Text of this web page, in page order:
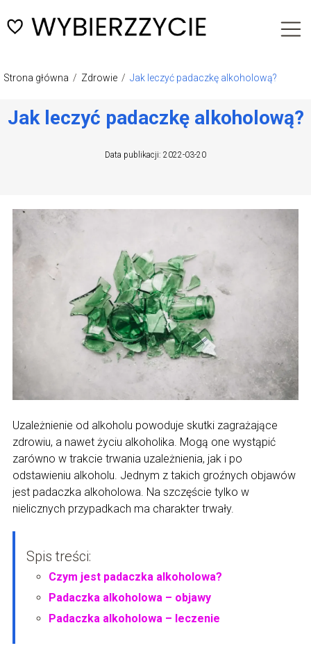
Strona główna / Zdrowie / Jak leczyć padaczkę alkoholową?
Jak leczyć padaczkę alkoholową?
Data publikacji: 2022-03-20
Uzależnienie od alkoholu powoduje skutki zagrażające
zdrowiu, a nawet życiu alkoholika. Mogą one wystąpić
zarówno w trakcie trwania uzależnienia, jak i po
odstawieniu alkoholu. Jednym z takich groźnych objawów
jest padaczka alkoholowa. Na szczęście tylko w
nielicznych przypadkach ma charakter trwały.
Spis treści:
Czym jest padaczka alkoholowa?
Padaczka alkoholowa – objawy
Padaczka alkoholowa – leczenie